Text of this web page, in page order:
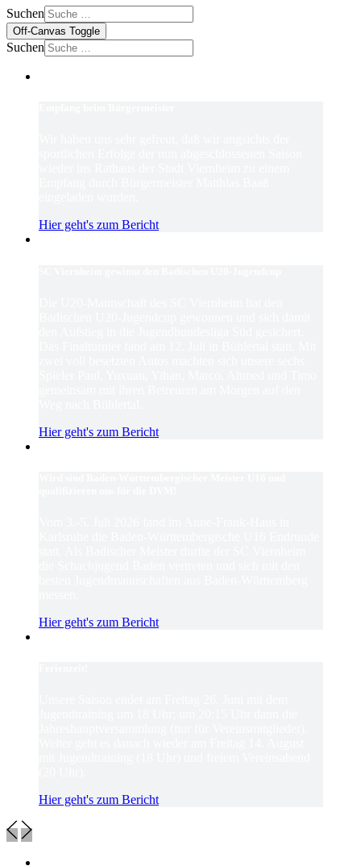
Suchen
Off-Canvas Toggle
Suchen
Hier geht's zum Bericht
Hier geht's zum Bericht
Hier geht's zum Bericht
Hier geht's zum Bericht